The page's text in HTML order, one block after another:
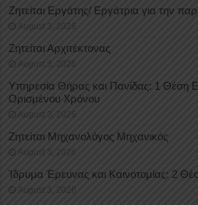
Ζητείται Εργάτης/ Εργάτρια για την
August 3, 2026
Ζητείται Αρχιτέκτονας
August 3, 2026
Υπηρεσία Θήρας και Πανίδας: 1 Θέση
Oρισμένου Xρόνου
August 3, 2026
Ζητείται Μηχανολόγος Μηχανικός
August 3, 2026
Ίδρυμα Έρευνας και Καινοτομίας: 2
August 3, 2026